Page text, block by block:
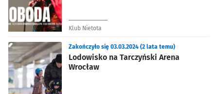
Klub Nietota
Lodowisko na Tarczyński Arena
Wrocław
Zakończyło się 03.03.2024 (2 lata temu)